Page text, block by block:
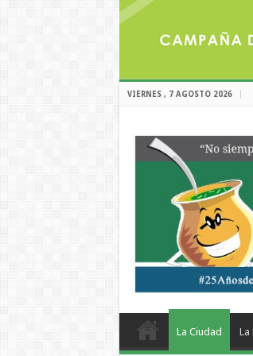
VIERNES , 7 AGOSTO 2026
La Ciudad La